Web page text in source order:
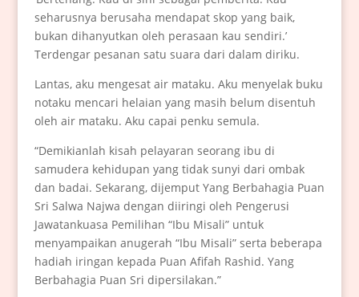
seharusnya berusaha mendapat skop yang baik,
bukan dihanyutkan oleh perasaan kau sendiri.’
Terdengar pesanan satu suara dari dalam diriku.
Lantas, aku mengesat air mataku. Aku menyelak buku
notaku mencari helaian yang masih belum disentuh
oleh air mataku. Aku capai penku semula.
“Demikianlah kisah pelayaran seorang ibu di
samudera kehidupan yang tidak sunyi dari ombak
dan badai. Sekarang, dijemput Yang Berbahagia Puan
Sri Salwa Najwa dengan diiringi oleh Pengerusi
Jawatankuasa Pemilihan “Ibu Misali” untuk
menyampaikan anugerah “Ibu Misali” serta beberapa
hadiah iringan kepada Puan Afifah Rashid. Yang
Berbahagia Puan Sri dipersilakan.”